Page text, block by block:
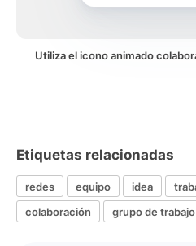
Utiliza el icono animado
Etiquetas relacionadas
redes equipo idea
colaboración
grupo de trabajo